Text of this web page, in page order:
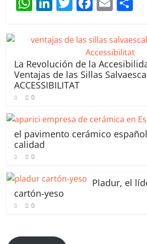
at
A
p
p
k
e
dI
n
itt
er
c
e
b
o
k
ai
l p
La Revolución de la
Ventajas de las Sillas
ACCESSIBILITAT
0
el pavimento cerámico
calidad
0
Pladur, el
cartón-yeso
0